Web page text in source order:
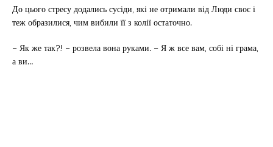
До цього стресу додались сусіди, які не отримали від Люди своє і
теж образилися, чим вибили її з колії остаточно.
– Як же так?! – розвела вона руками. – Я ж все вам, собі ні грама,
а ви…